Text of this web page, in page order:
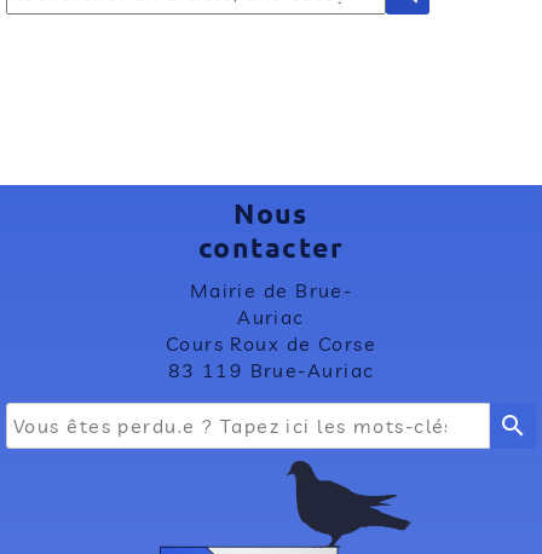
Nous
contacter
Mairie de Brue-
Auriac
Cours Roux de Corse
83 119 Brue-Auriac
search